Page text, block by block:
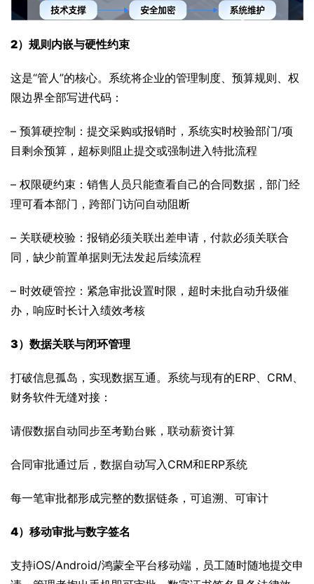
2） 规则内嵌与硬性约束
这是“管人”的核心。系统将企业的管理制度、预算规则、权
限边界全部写进代码：
– 预算硬控制：提交采购或报销时，系统实时校验部门/项
目剩余预算，超标则阻止提交或强制进入特批流程
– 权限硬约束：销售人员只能查看自己的合同数据，部门经
理可看本部门，跨部门访问自动阻断
– 关联硬校验：报销必须关联出差申请，付款必须关联合
同，缺少前置单据则无法发起后续流程
– 时效硬管控：紧急审批设置时限，超时未批自动升级催
办，响应时长计入绩效考核
3） 数据关联与闭环管理
打破信息孤岛，实现数据互通。系统与现有的ERP、CRM、
财务软件无缝对接：
请假数据自动同步至考勤台账，联动薪资计算
合同审批通过后，数据自动写入CRM和ERP系统
每一笔审批都形成完整的数据链条，可追溯、可审计
4） 移动审批与数字签名
支持iOS/Android/鸿蒙全平台移动端，员工随时随地提交申